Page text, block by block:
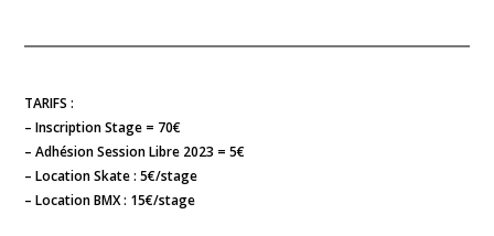
TARIFS :
– Inscription Stage = 70€
– Adhésion Session Libre 2023 = 5€
– Location Skate : 5€/stage
– Location BMX : 15€/stage